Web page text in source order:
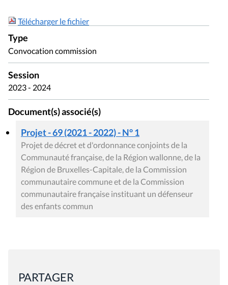
Télécharger le fichier
Type
Convocation commission
Session
2023 - 2024
Document(s) associé(s)
Projet - 69 (2021 - 2022) - N° 1
Projet de décret et d'ordonnance conjoints de la
Communauté française, de la Région wallonne, de la
Région de Bruxelles-Capitale, de la Commission
communautaire commune et de la Commission
communautaire française instituant un défenseur
des enfants commun
PARTAGER